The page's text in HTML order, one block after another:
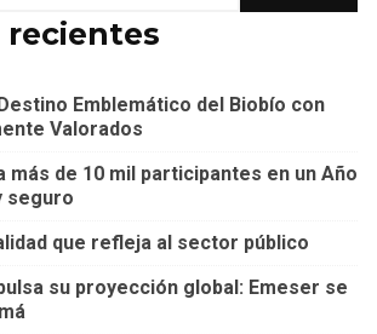
recientes
Emblemático del Biobío con
Valorados
más de 10 mil participantes en un Año
seguro
que refleja al sector público
su proyección global: Emeser se